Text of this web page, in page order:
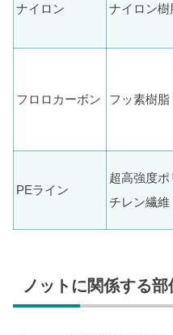
ナイロン ナイロン樹
フロロカーボン フッ素樹脂
PEライン
超高強度ポ
チレン繊維
ノットに関係する